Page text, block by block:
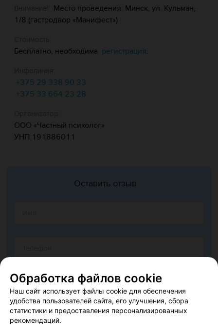
Место проведения: Минск, ул. Кульман,
1/8 (гастродвор «Манифест»)
Бесплатно, необходима регистрация.
+375 29 338 90 33
+375 33 664 23 28
ООО «Частный психолог»
УНП 191886011
Оставить отзыв
Обработка файлов cookie
Наш сайт использует файлы cookie для обеспечения
удобства пользователей сайта, его улучшения, сбора
статистики и предоставления персонализированных
рекомендаций.